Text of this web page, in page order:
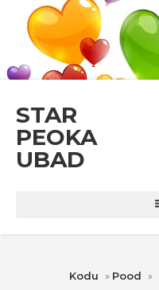
STAR
PEOKA
UBAD
Kodu » Pood »